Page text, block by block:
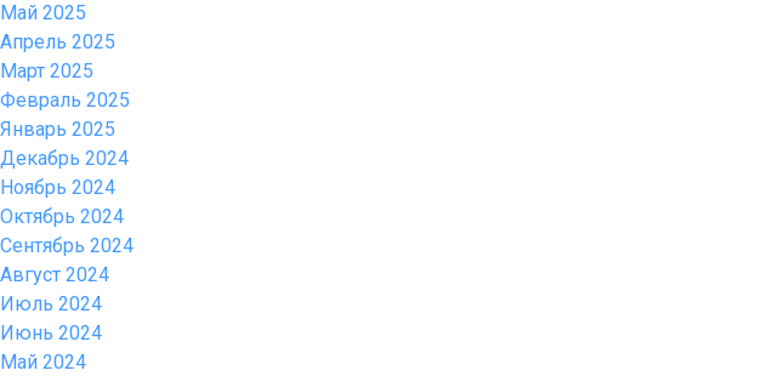
Май 2025
Апрель 2025
Март 2025
Февраль 2025
Январь 2025
Декабрь 2024
Ноябрь 2024
Октябрь 2024
Сентябрь 2024
Август 2024
Июль 2024
Июнь 2024
Май 2024